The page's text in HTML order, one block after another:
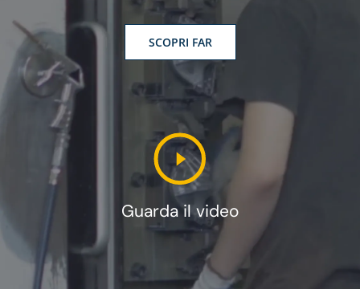
SCOPRI FAR
Guarda il video